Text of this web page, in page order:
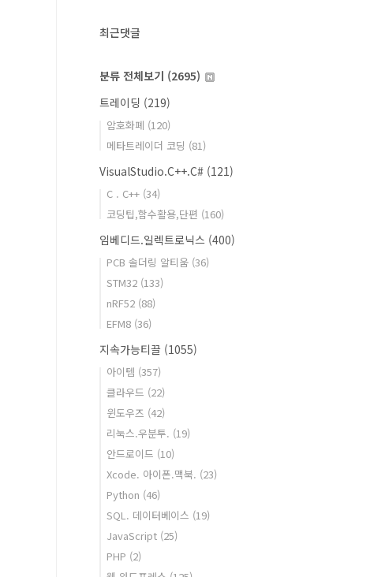
최근댓글
분류 전체보기 (2695)
트레이딩 (219)
암호화폐 (120)
메타트레이더 코딩 (81)
VisualStudio.C++.C# (121)
C . C++ (34)
코딩팁,함수활용,단편 (160)
임베디드.일렉트로닉스 (400)
PCB 솔더링 알티움 (36)
STM32 (133)
nRF52 (88)
EFM8 (36)
지속가능티끌 (1055)
아이템 (357)
클라우드 (22)
윈도우즈 (42)
리눅스.우분투. (19)
안드로이드 (10)
Xcode. 아이폰.맥북. (23)
Python (46)
SQL. 데이터베이스 (19)
JavaScript (25)
PHP (2)